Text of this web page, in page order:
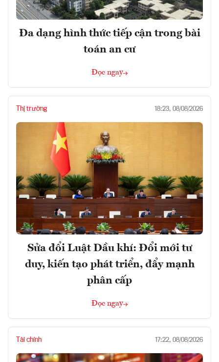
Đa dạng hình thức tiếp cận trong bài
toán an cư
Đọc ngay
Thị trường 18:23, 08/08/2026
Sửa đổi Luật Dầu khí: Đổi mới tư
duy, kiến tạo phát triển, đẩy mạnh
phân cấp
Đọc ngay
Tài chính 17:22, 08/08/2026